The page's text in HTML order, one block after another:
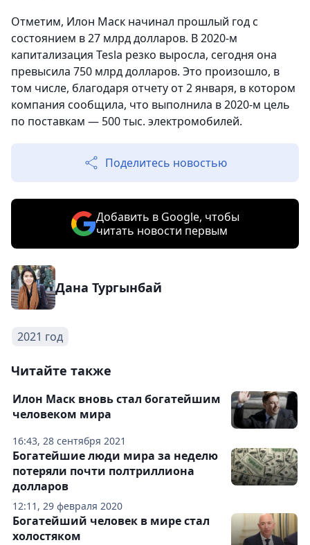
Отметим, Илон Маск начинал прошлый год с
состоянием в 27 млрд долларов. В 2020-м
капитализация Tesla резко выросла, сегодня она
превысила 750 млрд долларов. Это произошло, в
том числе, благодаря отчету от 2 января, в котором
компания сообщила, что выполнила в 2020-м цель
по поставкам — 500 тыс. электромобилей.
Поделитесь новостью
Добавить в Google, чтобы
читать новости первым
Дана Тургынбай
2021 год
Читайте также
16:43, 28 сентября 2021
Илон Маск вновь стал богатейшим
человеком мира
12:11, 29 февраля 2020
Богатейшие люди мира за неделю
потеряли почти полтриллиона
долларов
Богатейший человек в мире стал
холостяком